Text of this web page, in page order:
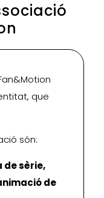
que
són:
de sèrie,
de